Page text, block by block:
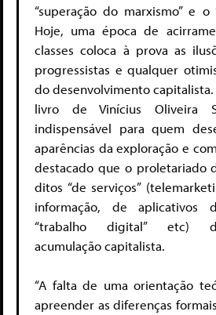
“superação do marxismo” e o
Hoje, uma época de
classes coloca à prova as
progressistas e qualquer
do desenvolvimento
livro de Vinícius Oliveira
indispensável para quem
aparências da exploração e
destacado que o proletariado
ditos “de serviços”
informação, de aplicativos
“trabalho digital” etc)
acumulação capitalista.
“A falta de uma orientação
apreender as diferenças